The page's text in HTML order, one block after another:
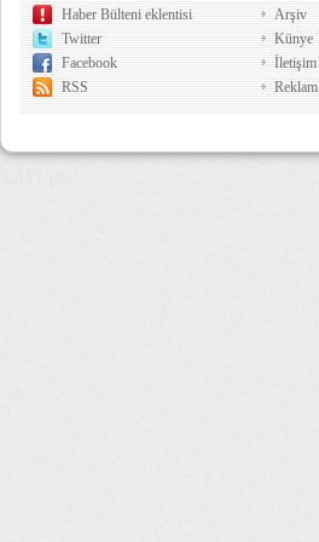
Haber Bülteni eklentisi
Twitter
Facebook
RSS
Arşiv
Künye
İletişim
Reklam